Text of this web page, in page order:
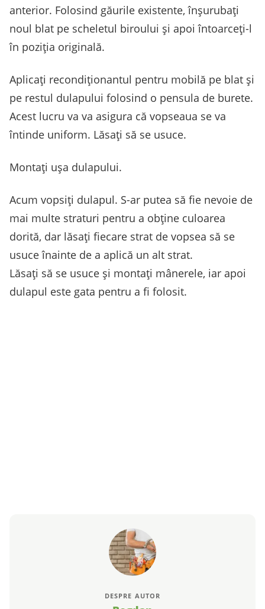
anterior. Folosind găurile existente, înșurubați
noul blat pe scheletul biroului și apoi întoarceți-l
în poziția originală.
Aplicați recondiționantul pentru mobilă pe blat și
pe restul dulapului folosind o pensula de burete.
Acest lucru va va asigura că vopseaua se va
întinde uniform. Lăsați să se usuce.
Montați ușa dulapului.
Acum vopsiți dulapul. S-ar putea să fie nevoie de
mai multe straturi pentru a obține culoarea
dorită, dar lăsați fiecare strat de vopsea să se
usuce înainte de a aplică un alt strat.
Lăsați să se usuce și montați mânerele, iar apoi
dulapul este gata pentru a fi folosit.
DESPRE AUTOR